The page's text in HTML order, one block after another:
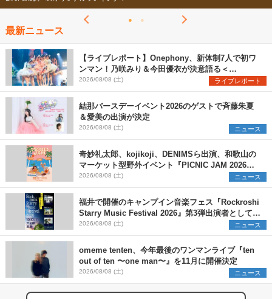
最新ニュース
【ライブレポート】Onephony、新体制7人で初ワ
ンマン！乃咲みり＆今田優衣が決意語る＜
Onephony新体制1st Oneman Live はじまりの夏
＞
2026/08/08 (土) ライブレポート
結那バースデーイベント2026のゲストで斉藤朱夏
＆愛美の出演が決定
2026/08/08 (土) ニュース
奇妙礼太郎、kojikoji、DENIMSら出演、和歌山の
マーケット型野外イベント『PICNIC JAM 2026』
早割チケット発売開始
2026/08/08 (土) ニュース
福井で開催のキャンプイン音楽フェス『Rockroshi
Starry Music Festival 2026』第3弾出演者として
SCOOBIE DO、かりゆし58、Reiを発表
2026/08/08 (土) ニュース
omeme tenten、今年最後のワンマンライブ『ten
out of ten 〜one man〜』を11月に開催決定
2026/08/08 (土) ニュース